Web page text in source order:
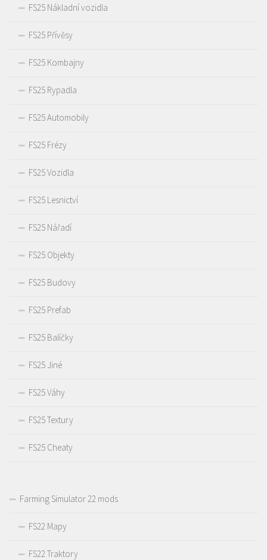
FS25 Nákladní vozidla
FS25 Přívěsy
FS25 Kombajny
FS25 Rypadla
FS25 Automobily
FS25 Frézy
FS25 Vozidla
FS25 Lesnictví
FS25 Nářadí
FS25 Objekty
FS25 Budovy
FS25 Prefab
FS25 Balíčky
FS25 Jiné
FS25 Váhy
FS25 Textury
FS25 Cheaty
Farming Simulator 22 mods
FS22 Mapy
FS22 Traktory